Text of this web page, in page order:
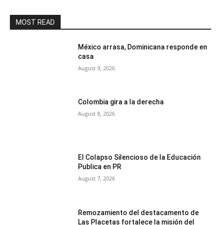
MOST READ
México arrasa, Dominicana responde en
casa
August 9, 2026
Colombia gira a la derecha
August 8, 2026
El Colapso Silencioso de la Educación
Publica en PR
August 7, 2026
Remozamiento del destacamento de
Las Placetas fortalece la misión del